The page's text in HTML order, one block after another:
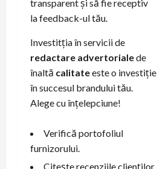
transparent și să fie receptiv
la feedback-ul tău.
Investitția în servicii de
redactare advertorialede
înaltă calitateeste o investiție
în succesul brandului tău.
Alege cu înțelepciune!
Verifică portofoliul
furnizorului.
Citește recenziile clienților.